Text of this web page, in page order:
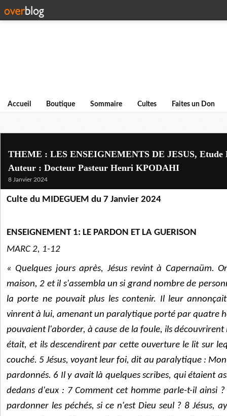
Accueil Boutique Sommaire Cultes Faites un Don
THEME : LES ENSEIGNEMENTS DE JESUS, Etude
Auteur : Docteur Pasteur Henri KPODAHI
8 Janvier 2024
Culte du MIDEGUEM du 7 Janvier 2024
ENSEIGNEMENT 1: LE PARDON ET LA GUERISON
MARC 2, 1-12
« Quelques jours après, Jésus revint à Capernaüm.
maison, 2 et il s'assembla un si grand nombre de
la porte ne pouvait plus les contenir. Il leur
vinrent à lui, amenant un paralytique porté par quatre
pouvaient l'aborder, à cause de la foule, ils
était, et ils descendirent par cette ouverture le lit sur
couché. 5 Jésus, voyant leur foi, dit au paralytique :
pardonnés. 6 Il y avait là quelques scribes, qui étaient
dedans d'eux : 7 Comment cet homme parle-t-il ainsi
pardonner les péchés, si ce n'est Dieu seul ? 8 Jésus,